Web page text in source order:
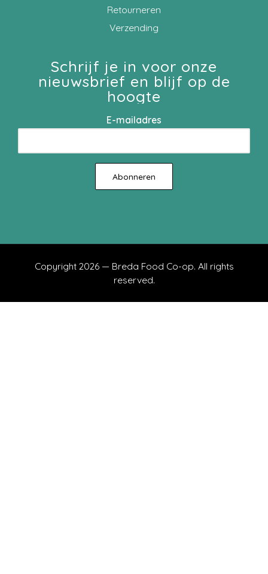
Retourneren
Verzending
Schrijf je in voor onze
nieuwsbrief en blijf op de
hoogte
E-mailadres
Copyright 2026 — Breda Food Co-op. All rights
reserved.